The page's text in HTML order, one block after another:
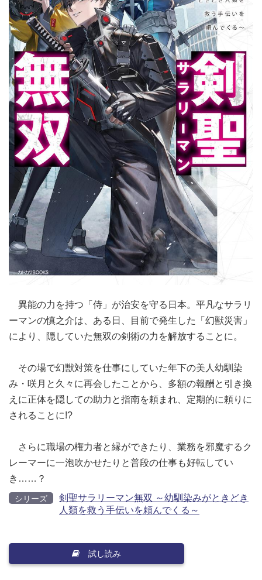
異能の力を持つ「侍」が治安を守る日本。平凡なサラリ
ーマンの慎之介は、ある日、目前で発生した「幻獣災害」
により、隠していた無双の剣術の力を解放することに。
その場で幻獣対策を仕事にしていた年下の美人幼馴染
み・咲月と久々に再会したことから、多額の報酬と引き換
えに正体を隠しての助力と指南を頼まれ、定期的に頼りに
されることに!?
さらに職場の権力者と縁ができたり、業務を邪魔するク
レーマーに一泡吹かせたりと普段の仕事も好転してい
き……？
シリーズ
剣聖サラリーマン無双 ～幼馴染みがときどき
人類を救う手伝いを頼んでくる～
試し読み